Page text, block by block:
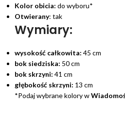
Kolor obicia: do wyboru*
Otwierany: tak
Wymiary:
wysokość całkowita: 45 cm
bok siedziska: 50 cm
bok skrzyni: 41 cm
głębokość skrzyni: 13 cm
*Podaj wybrane kolory w